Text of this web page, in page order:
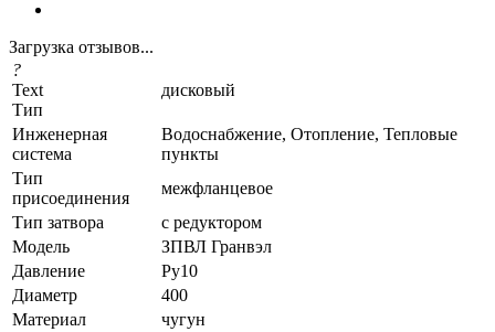
Загрузка отзывов...
?
Text
Тип
дисковый
Инженерная
система
Водоснабжение, Отопление, Тепловые
пункты
Тип
присоединения
межфланцевое
Тип затвора
с редуктором
Модель
ЗПВЛ Гранвэл
Давление
Ру10
Диаметр
400
Материал
чугун